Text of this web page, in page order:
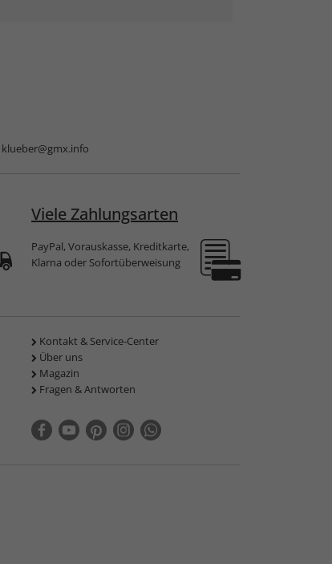
klueber@gmx.info
Viele Zahlungsarten
PayPal, Vorauskasse, Kreditkarte,
Klarna oder Sofortüberweisung
Kontakt & Service-Center
Über uns
Magazin
Fragen & Antworten